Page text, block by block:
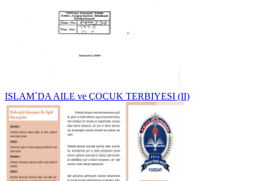
ISLAM`DA AILE ve ÇOCUK TERBIYESI (II)